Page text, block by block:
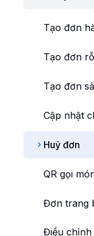
Thay đổi
Thông báo
Xóa tài
Tài khoản
Nâng cấp
Chuyển
Rời cửa
Thông báo
Cập nhật
Cập nhật
Cập nhật
Xóa nhân
Tạo đơn
Tạo đơn
Tạo đơn
Cập nhật
Huỷ đơn
QR gọi
Đơn trang
Điều chỉnh